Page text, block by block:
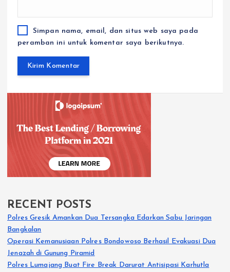
Simpan nama, email, dan situs web saya pada
peramban ini untuk komentar saya berikutnya.
RECENT POSTS
Polres Gresik Amankan Dua Tersangka Edarkan Sabu Jaringan
Bangkalan
Operasi Kemanusiaan Polres Bondowoso Berhasil Evakuasi Dua
Jenazah di Gunung Piramid
Polres Lumajang Buat Fire Break Darurat Antisipasi Karhutla